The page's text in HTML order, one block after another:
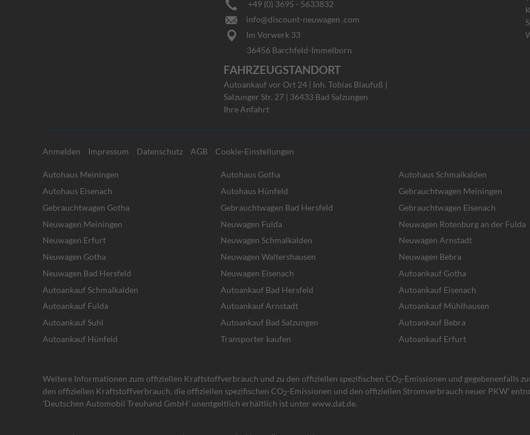
+49 (0) 3695 - 5633832
info@discount-neuwagen .com
Im Vorwerk 33
36456 Barchfeld-Immelborn
FAHRZEUGSTANDORT
Autoankauf vor Ort 24 | Inh. Tobias Blaufuß |
Salzunger Str. 27 | 36433 Bad Salzungen
Ihre Anfahrt
Anmelden Impressum Datenschutz AGB Cookie-Einstellungen
Autohaus Meiningen Autohaus Gotha
Autohaus Schmalkalden
Autohaus Eisenach
Autohaus Hünfeld
Gebrauchtwagen Meiningen
Gebrauchtwagen Gotha
Gebrauchtwagen Bad Hersfeld
Gebrauchtwagen Eisenach
Neuwagen Meiningen
Neuwagen Fulda
Neuwagen Rotenburg an der Fulda
Neuwagen Erfurt
Neuwagen Schmalkalden
Neuwagen Arnstadt
Neuwagen Gotha
Neuwagen Waltershausen
Neuwagen Bebra
Neuwagen Bad Hersfeld
Neuwagen Eisenach
Autoankauf Gotha
Autoankauf Schmalkalden
Autoankauf Bad Hersfeld
Autoankauf Eisenach
Autoankauf Fulda
Autoankauf Arnstadt
Autoankauf Mühlhausen
Autoankauf Suhl
Autoankauf Bad Salzungen
Autoankauf Bebra
Autoankauf Hünfeld
Transporter kaufen Autoankauf Erfurt
Weitere Informationen zum offiziellen Kraftstoffverbrauch und zu den offiziellen spezifischen CO2-Emissionen und gegebenenfalls
den offiziellen Kraftstoffverbrauch, die offiziellen spezifischen CO2-Emissionen und den offiziellen Stromverbrauch neuer PKW'
'Deutschen Automobil Treuhand GmbH' unentgeltlich erhältlich ist unter www.dat.de.